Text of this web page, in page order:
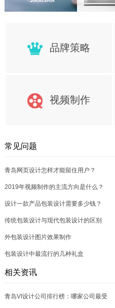
品牌策略
视频制作
常见问题
青岛网页设计怎样才能留住用户？
2019年视频制作的主流方向是什么？
设计一款产品包装设计需要多少钱？
传统包装设计与现代包装设计的区别
外包装设计图片效果制作
包装设计中最流行的几种礼盒
相关资讯
青岛VI设计公司排行榜：哪家公司最受